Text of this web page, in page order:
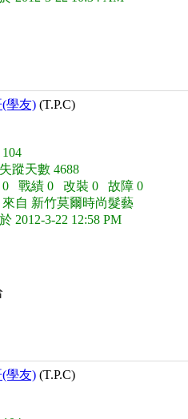
學友) (T.P.C)
蹤天數 4688
0 戰績 0 改裝 0 故障 0
自 新竹莫爾時尚髮藝
2012-3-22 12:58 PM
學友) (T.P.C)